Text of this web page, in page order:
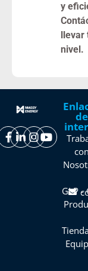
y
llevar
nivel.
de
con
GLP -